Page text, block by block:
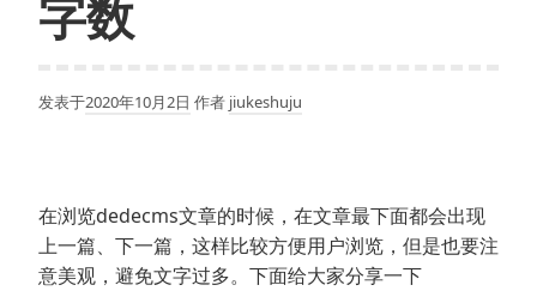
字数
发表于2020年10月2日 作者 jiukeshuju
在浏览dedecms文章的时候，在文章最下面都会出现
上一篇、下一篇，这样比较方便用户浏览，但是也要注
意美观，避免文字过多。下面给大家分享一下